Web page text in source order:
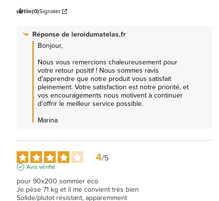
Utile(0)Signaler
Réponse de leroidumatelas.fr
Bonjour,
Nous vous remercions chaleureusement pour
votre retour positif ! Nous sommes ravis
d'apprendre que notre produit vous satisfait
pleinement. Votre satisfaction est notre priorité, et
vos encouragements nous motivent à continuer
d'offrir le meilleur service possible.
Marina
4/5
Avis vérifié
pour 90x200 sommier éco
Je pèse 71 kg et il me convient très bien
Solide/plutot résistant, apparemment